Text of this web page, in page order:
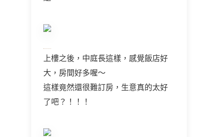
上樓之後，中庭長這樣，感覺飯店好
大，房間好多喔～
這樣竟然還很難訂房，生意真的太好
了吧？！！！